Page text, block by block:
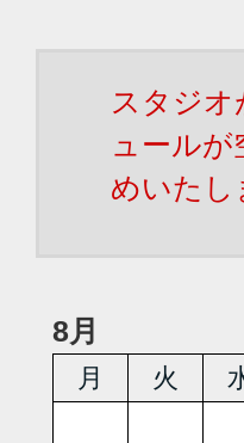
スタジ
ュール
めいたし
8月
月 火